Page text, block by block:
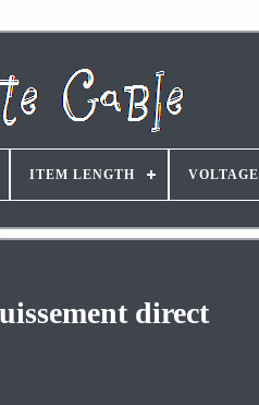
ITEM LENGTH VOLTAGE
direct